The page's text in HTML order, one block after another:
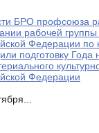
БРО профсоюза
рабочей группы
Федерации по
подготовку Года
Федерации